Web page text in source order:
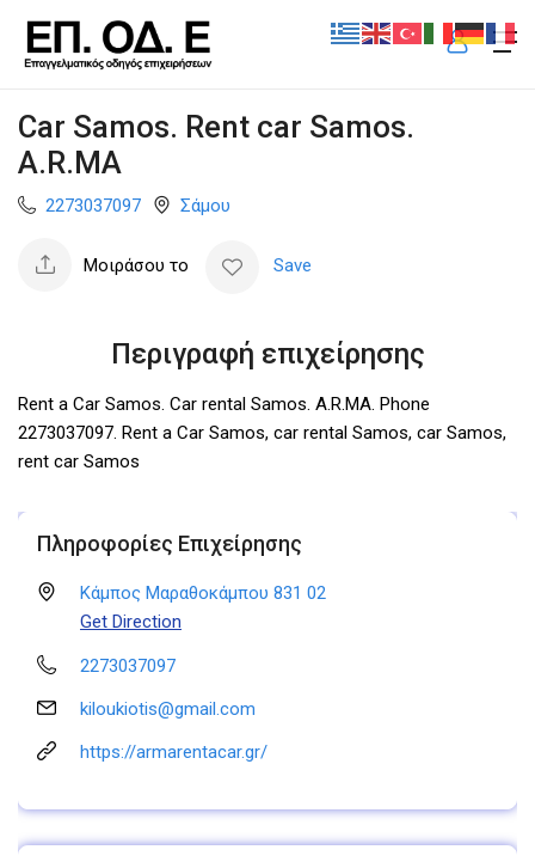
Car Samos. Rent car Samos.
A.R.MA
2273037097 Σάμου
Μοιράσου το Save
Περιγραφή επιχείρησης
Rent a Car Samos. Car rental Samos. A.R.MA. Phone
2273037097. Rent a Car Samos, car rental Samos, car Samos,
rent car Samos
Πληροφορίες Επιχείρησης
Κάμπος Μαραθοκάμπου 831 02
Get Direction
2273037097
kiloukiotis@gmail.com
https://armarentacar.gr/